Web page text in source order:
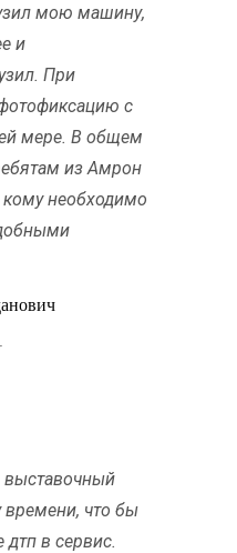
мою машину,
и
При
с
мере. В общем
из Амрон
необходимо
выставочный
времени, что бы
дтп в сервис.